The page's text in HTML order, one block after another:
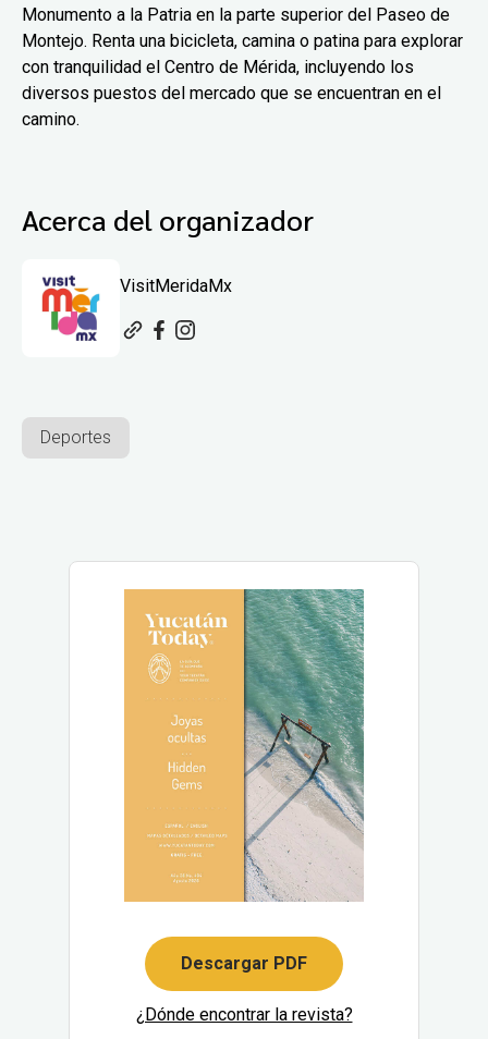
Monumento a la Patria en la parte superior del Paseo de
Montejo. Renta una bicicleta, camina o patina para explorar
con tranquilidad el Centro de Mérida, incluyendo los
diversos puestos del mercado que se encuentran en el
camino.
Acerca del organizador
VisitMeridaMx
Deportes
Descargar PDF
¿Dónde encontrar la revista?